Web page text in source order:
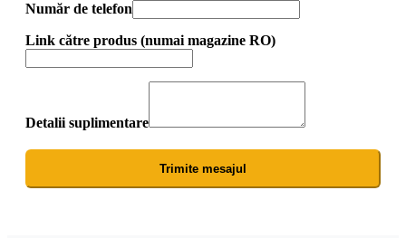
Număr de telefon
Link către produs (numai magazine RO)
Detalii suplimentare
Trimite mesajul